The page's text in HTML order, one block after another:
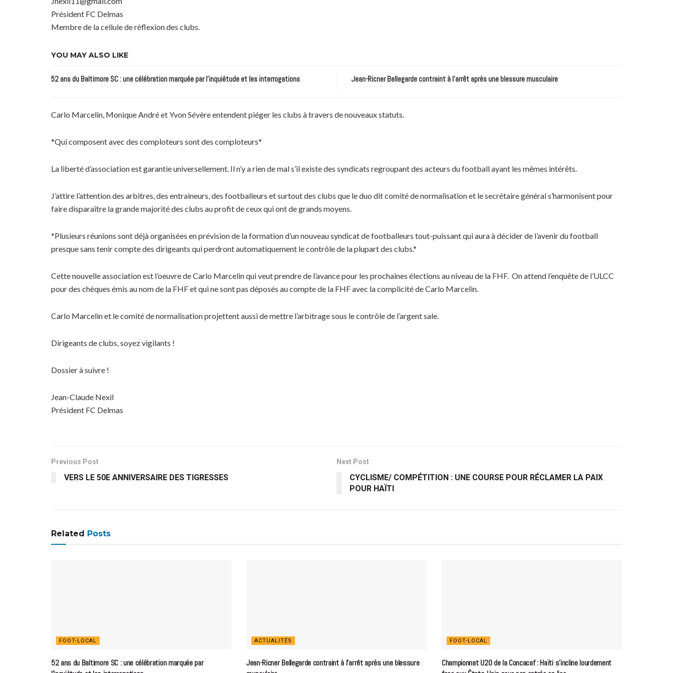
Président FC Delmas
Membre de la cellule de réflexion des clubs.
YOU MAY ALSO LIKE
52 ans du Baltimore SC : une célébration marquée par l’inquiétude et les interrogations Jean-Ricner Bellegarde contraint à l’arrêt après une blessure musculaire
Carlo Marcelin, Monique André et Yvon Sévère entendent piéger les clubs à travers de nouveaux statuts.
*Qui composent avec des comploteurs sont des comploteurs*
La liberté d’association est garantie universellement. Il n’y a rien de mal s’il existe des syndicats regroupant des acteurs du football ayant les mêmes intérêts.
J’attire l’attention des arbitres, des entraineurs, des footballeurs et surtout des clubs que le duo dit comité de normalisation et le secrétaire général s’harmonisent pour
faire disparaître la grande majorité des clubs au profit de ceux qui ont de grands moyens.
*Plusieurs réunions sont déjà organisées en prévision de la formation d’un nouveau syndicat de footballeurs tout-puissant qui aura à décider de l’avenir du football
presque sans tenir compte des dirigeants qui perdront automatiquement le contrôle de la plupart des clubs.*
Cette nouvelle association est l’oeuvre de Carlo Marcelin qui veut prendre de l’avance pour les prochaines élections au niveau de la FHF. On attend l’enquête de l’ULCC
pour des chèques émis au nom de la FHF et qui ne sont pas déposés au compte de la FHF avec la complicité de Carlo Marcelin.
Carlo Marcelin et le comité de normalisation projettent aussi de mettre l’arbitrage sous le contrôle de l’argent sale.
Dirigeants de clubs, soyez vigilants !
Dossier à suivre !
Jean-Claude Nexil
Président FC Delmas
Previous Post
VERS LE 50E ANNIVERSAIRE DES TIGRESSES
Next Post
CYCLISME/ COMPÉTITION : UNE COURSE POUR RÉCLAMER LA PAIX
POUR HAÏTI
Related Posts
FOOT-LOCAL
52 ans du Baltimore SC : une célébration marquée par
ACTUALITÉS
Jean-Ricner Bellegarde contraint à l’arrêt après une blessure
FOOT-LOCAL
Championnat U20 de la Concacaf : Haïti s’incline lourdement